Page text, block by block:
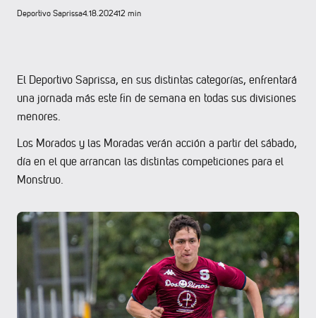
Deportivo Saprissa4.18.202412 min
El Deportivo Saprissa, en sus distintas categorías, enfrentará
una jornada más este fin de semana en todas sus divisiones
menores.
Los Morados y las Moradas verán acción a partir del sábado,
día en el que arrancan las distintas competiciones para el
Monstruo.